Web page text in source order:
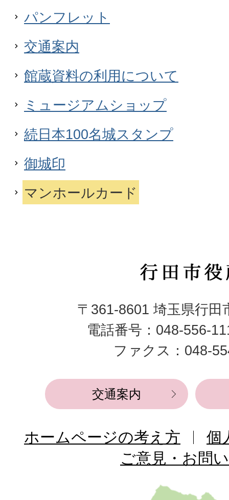
パンフレット
交通案内
館蔵資料の利用について
ミュージアムショップ
続日本100名城スタンプ
御城印
マンホールカード
行
市
役
所
〒361-8601 埼玉県行田
電話番号：048-556-
ファクス：048-
交通案内
ホームページの考え方
個
ご意見・お問